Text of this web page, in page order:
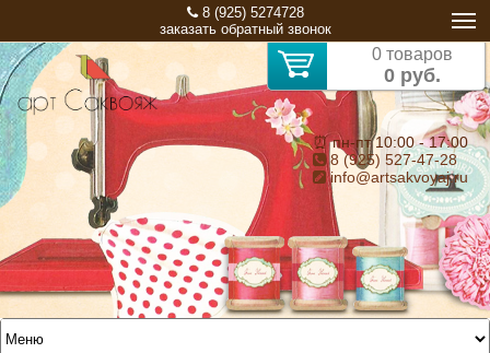
8 (925) 5274728
заказать обратный звонок
0 товаров
0 руб.
⏰ пн-пт 10:00 - 17:00
8 (925) 527-47-28
info@artsakvoyaj.ru